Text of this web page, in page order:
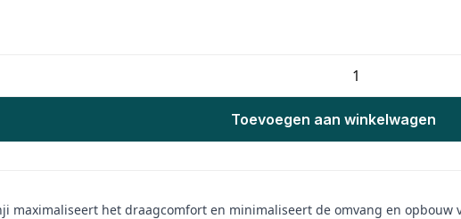
Toevoegen aan winkelwagen
maximaliseert het draagcomfort en minimaliseert de omvang en